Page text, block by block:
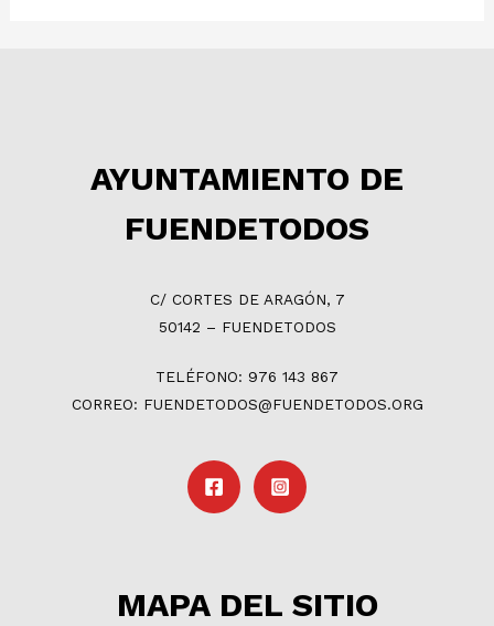
AYUNTAMIENTO DE
FUENDETODOS
C/ CORTES DE ARAGÓN, 7
50142 – FUENDETODOS
TELÉFONO: 976 143 867
CORREO: FUENDETODOS@FUENDETODOS.ORG
MAPA DEL SITIO